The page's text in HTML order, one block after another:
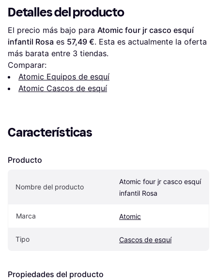
Detalles del producto
El precio más bajo para Atomic four jr casco esquí
infantil Rosa es 57,49 €. Esta es actualmente la oferta
más barata entre 3 tiendas.
Comparar:
Atomic Equipos de esquí
Atomic Cascos de esquí
Características
Producto
Nombre del producto
Atomic four jr casco esquí
infantil Rosa
Marca Atomic
Tipo Cascos de esquí
Propiedades del producto